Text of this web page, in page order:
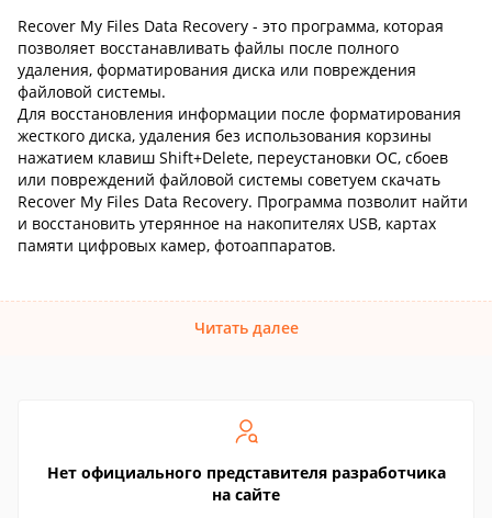
Recover My Files Data Recovery - это программа, которая
позволяет восстанавливать файлы после полного
удаления, форматирования диска или повреждения
файловой системы.
Для восстановления информации после форматирования
жесткого диска, удаления без использования корзины
нажатием клавиш Shift+Delete, переустановки ОС, сбоев
или повреждений файловой системы советуем скачать
Recover My Files Data Recovery. Программа позволит найти
и восстановить утерянное на накопителях USB, картах
памяти цифровых камер, фотоаппаратов.
Читать далее
Нет официального представителя разработчика
на сайте